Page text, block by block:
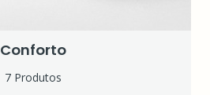
Conforto
7 Produtos